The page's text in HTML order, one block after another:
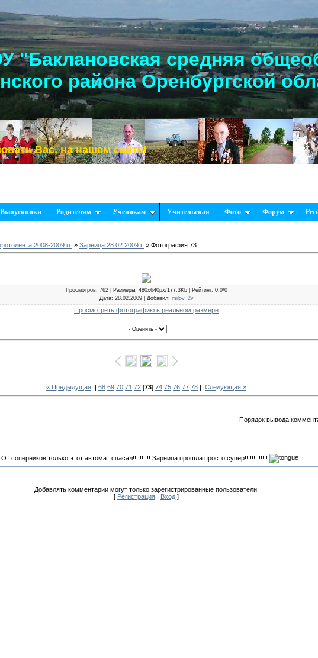
средняя
района Оренбургской
на нашем сайте!
Выпускники Родителям Ученикам Учительская Фото Форум
2008-2009 гг. » Зарница 28.02.2009 г. » Фотография 73
Просмотров: 762 | Размеры: 480x640px/177.3Kb | Рейтинг: 0.0/0
Дата: 28.02.2009 | Добавил: milov_2v
Просмотреть фотографию в реальном размере
« Предыдущая | 68 69 70 71 72 [73] 74 75 76 77 78 | Следующая »
Порядок вывода
соперников только этот автомат спасал!!!!!!!!!! Зарница прошла просто супер!!!!!!!!!!!!!
Добавлять комментарии могут только зарегистрированные пользователи.
[ Регистрация | Вход ]